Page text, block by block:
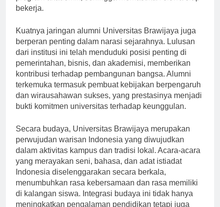
program akademik, sehingga memastikan siswa siap
Kuatnya jaringan alumni Universitas Brawijaya juga
berperan penting dalam narasi sejarahnya. Lulusan
dari institusi ini telah menduduki posisi penting di
pemerintahan, bisnis, dan akademisi, memberikan
kontribusi terhadap pembangunan bangsa. Alumni
terkemuka termasuk pembuat kebijakan berpengaruh
dan wirausahawan sukses, yang prestasinya menjadi
Secara budaya, Universitas Brawijaya merupakan
perwujudan warisan Indonesia yang diwujudkan
dalam aktivitas kampus dan tradisi lokal. Acara-acara
yang merayakan seni, bahasa, dan adat istiadat
Indonesia diselenggarakan secara berkala,
menumbuhkan rasa kebersamaan dan rasa memiliki
di kalangan siswa. Integrasi budaya ini tidak hanya